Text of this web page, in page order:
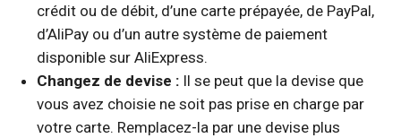
crédit ou de débit, d’une carte prépayée, de PayPal,
d’AliPay ou d’un autre système de paiement
disponible sur AliExpress.
Changez de devise :Il se peut que la devise que
vous avez choisie ne soit pas prise en charge par
votre carte. Remplacez-la par une devise plus